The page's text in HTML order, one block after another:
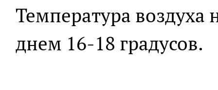
Температура воздуха
днем 16-18 градусов.